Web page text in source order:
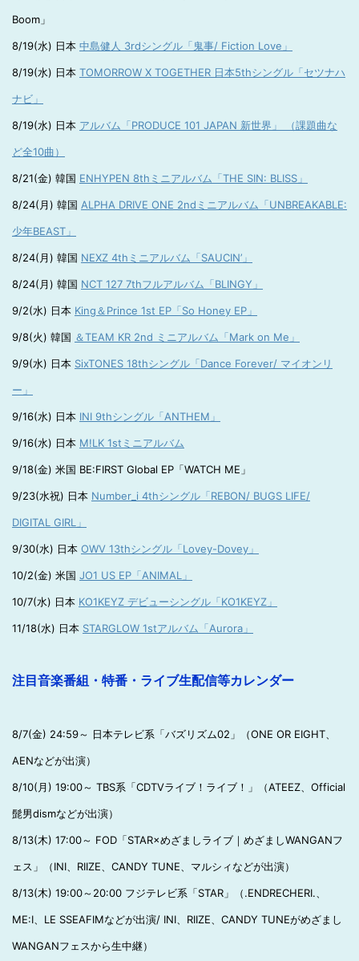
Boom」
8/19(水) 日本 中島健人 3rdシングル「鬼事/ Fiction Love」
8/19(水) 日本 TOMORROW X TOGETHER 日本5thシングル「セツナハ
ナビ」
8/19(水) 日本 アルバム「PRODUCE 101 JAPAN 新世界」 （課題曲な
ど全10曲）
8/21(金) 韓国 ENHYPEN 8thミニアルバム「THE SIN: BLISS」
8/24(月) 韓国 ALPHA DRIVE ONE 2ndミニアルバム「UNBREAKABLE:
少年BEAST」
8/24(月) 韓国 NEXZ 4thミニアルバム「SAUCIN’」
8/24(月) 韓国 NCT 127 7thフルアルバム「BLINGY」
9/2(水) 日本 King＆Prince 1st EP「So Honey EP」
9/8(火) 韓国 ＆TEAM KR 2nd ミニアルバム「Mark on Me」
9/9(水) 日本 SixTONES 18thシングル「Dance Forever/ マイオンリ
ー」
9/16(水) 日本 INI 9thシングル「ANTHEM」
9/16(水) 日本 M!LK 1stミニアルバム
9/18(金) 米国 BE:FIRST Global EP「WATCH ME」
9/23(水祝) 日本 Number_i 4thシングル「REBON/ BUGS LIFE/
DIGITAL GIRL」
9/30(水) 日本 OWV 13thシングル「Lovey-Dovey」
10/2(金) 米国 JO1 US EP「ANIMAL」
10/7(水) 日本 KO1KEYZ デビューシングル「KO1KEYZ」
11/18(水) 日本 STARGLOW 1stアルバム「Aurora」
注目音楽番組・特番・ライブ生配信等カレンダー
8/7(金) 24:59～ 日本テレビ系「バズリズム02」（ONE OR EIGHT、
AENなどが出演）
8/10(月) 19:00～ TBS系「CDTVライブ！ライブ！」（ATEEZ、Official
髭男dismなどが出演）
8/13(木) 17:00～ FOD「STAR×めざましライブ｜めざましWANGANフ
ェス」（INI、RIIZE、CANDY TUNE、マルシィなどが出演）
8/13(木) 19:00～20:00 フジテレビ系「STAR」（.ENDRECHERI.、
ME:I、LE SSEAFIMなどが出演/ INI、RIIZE、CANDY TUNEがめざまし
WANGANフェスから生中継）